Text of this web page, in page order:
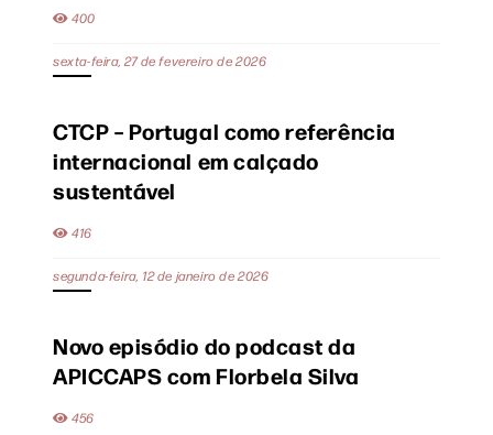
400
sexta-feira, 27 de fevereiro de 2026
CTCP – Portugal como referência
internacional em calçado
sustentável
416
segunda-feira, 12 de janeiro de 2026
Novo episódio do podcast da
APICCAPS com Florbela Silva
456